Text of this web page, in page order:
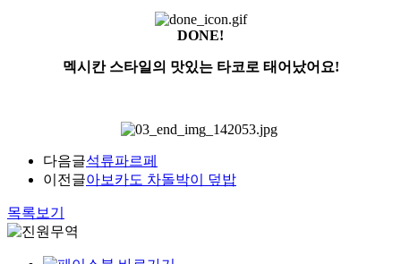
DONE!
멕시칸 스타일의 맛있는 타코로 태어났어요!
다음글석류파르페
이전글아보카도 차돌박이 덮밥
목록보기